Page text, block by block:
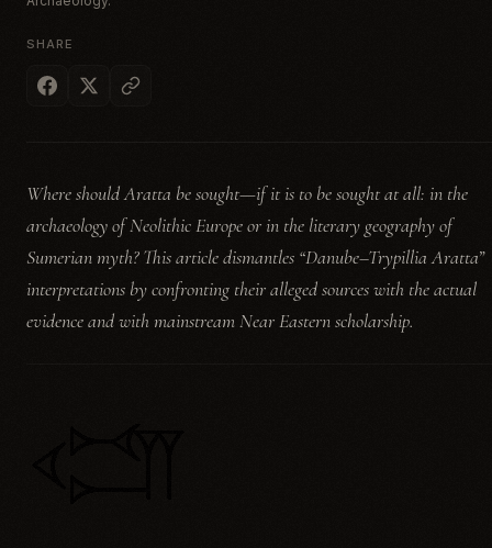
SHARE
Where should Aratta be sought—if it is to be sought at all: in the
archaeology of Neolithic Europe or in the literary geography of
Sumerian myth? This article dismantles “Danube–Trypillia Aratta”
interpretations by confronting their alleged sources with the actual
evidence and with mainstream Near Eastern scholarship.